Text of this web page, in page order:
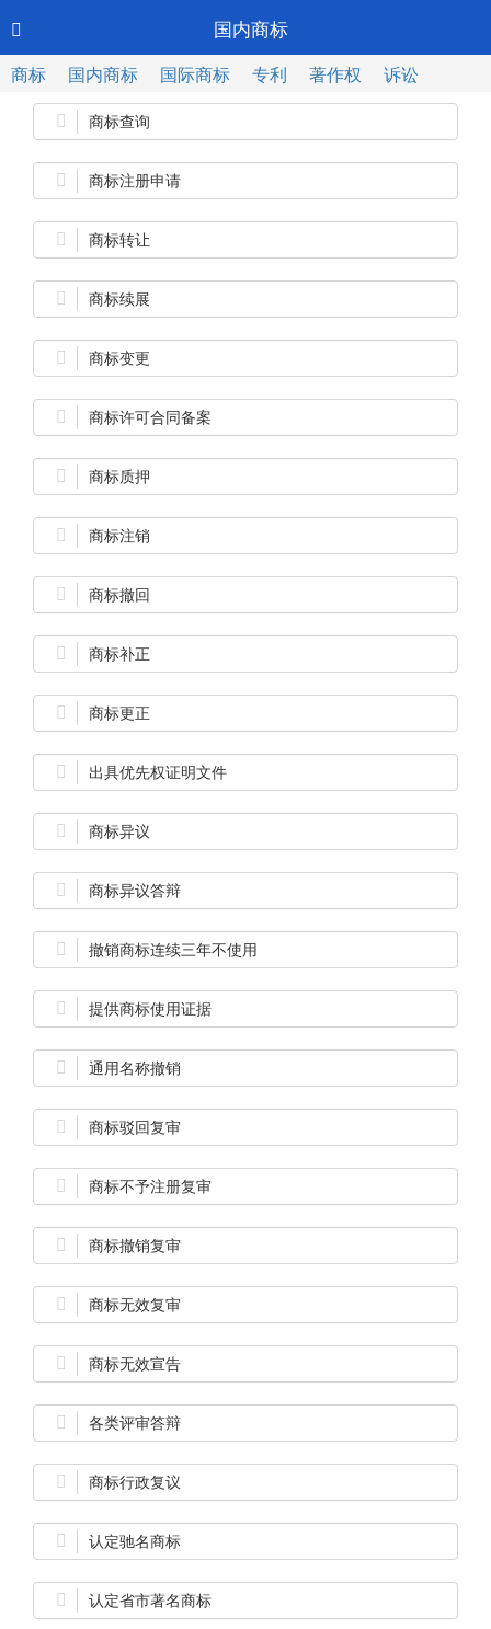
CN-中文
 国内商标
商标 国内商标 国际商标 专利 著作权 诉讼
投诉调查 海关备案
 商标查询
 商标注册申请
 商标转让
 商标续展
 商标变更
 商标许可合同备案
 商标质押
 商标注销
 商标撤回
 商标补正
 商标更正
 出具优先权证明文件
 商标异议
 商标异议答辩
 撤销商标连续三年不使用
 提供商标使用证据
 通用名称撤销
 商标驳回复审
 商标不予注册复审
 商标撤销复审
 商标无效复审
 商标无效宣告
 各类评审答辩
 商标行政复议
 认定驰名商标
 认定省市著名商标